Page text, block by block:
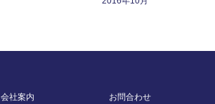
会社案内 お問合わせ